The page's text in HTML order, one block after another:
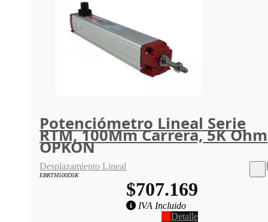
Potenciómetro Lineal Serie
RTM, 100Mm Carrera, 5K Ohm
OPKON
Desplazamiento Lineal
EBRTM100D5K
$707.169
IVA Incluido
Detalle